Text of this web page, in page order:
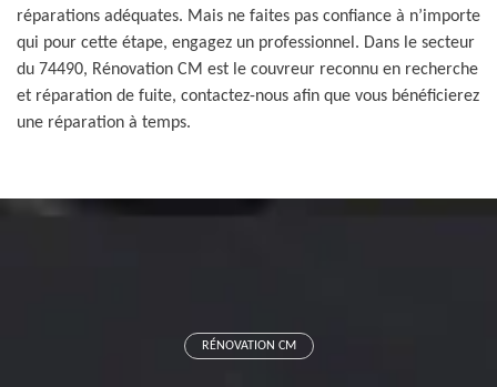
réparations adéquates. Mais ne faites pas confiance à n’importe
qui pour cette étape, engagez un professionnel. Dans le secteur
du 74490, Rénovation CM est le couvreur reconnu en recherche
et réparation de fuite, contactez-nous afin que vous bénéficierez
une réparation à temps.
RÉNOVATION CM